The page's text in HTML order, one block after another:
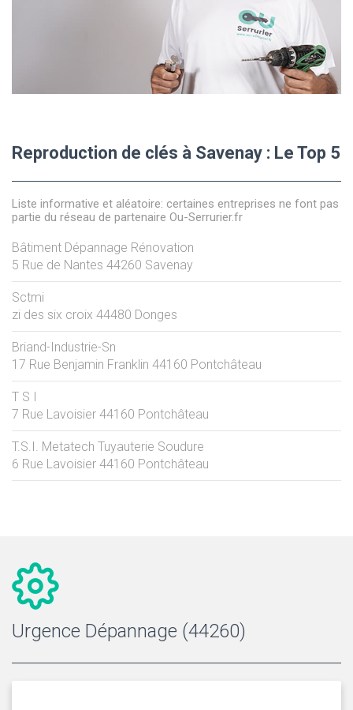
Reproduction de clés à Savenay : Le Top 5
Liste informative et aléatoire: certaines entreprises ne font pas
partie du réseau de partenaire Ou-Serrurier.fr
Bâtiment Dépannage Rénovation
5 Rue de Nantes 44260 Savenay
Sctmi
zi des six croix 44480 Donges
Briand-Industrie-Sn
17 Rue Benjamin Franklin 44160 Pontchâteau
T S I
7 Rue Lavoisier 44160 Pontchâteau
T.S.I. Metatech Tuyauterie Soudure
6 Rue Lavoisier 44160 Pontchâteau
Urgence Dépannage (44260)